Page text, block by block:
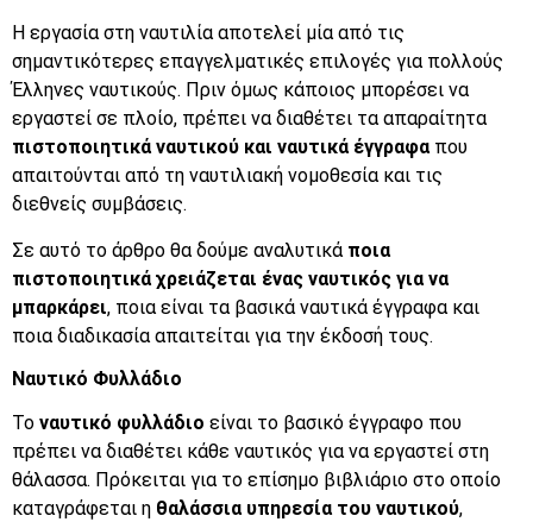
Η εργασία στη ναυτιλία αποτελεί μία από τις
σημαντικότερες επαγγελματικές επιλογές για πολλούς
Έλληνες ναυτικούς. Πριν όμως κάποιος μπορέσει να
εργαστεί σε πλοίο, πρέπει να διαθέτει τα απαραίτητα
πιστοποιητικά ναυτικού και ναυτικά έγγραφαπου
απαιτούνται από τη ναυτιλιακή νομοθεσία και τις
διεθνείς συμβάσεις.
Σε αυτό το άρθρο θα δούμε αναλυτικά ποια
πιστοποιητικά χρειάζεται ένας ναυτικός για να
μπαρκάρει, ποια είναι τα βασικά ναυτικά έγγραφα και
ποια διαδικασία απαιτείται για την έκδοσή τους.
Ναυτικό Φυλλάδιο
Το ναυτικό φυλλάδιο είναι το βασικό έγγραφο που
πρέπει να διαθέτει κάθε ναυτικός για να εργαστεί στη
θάλασσα. Πρόκειται για το επίσημο βιβλιάριο στο οποίο
καταγράφεται η θαλάσσια υπηρεσία του ναυτικού,